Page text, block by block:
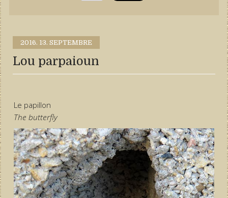
2016. 13. SEPTEMBRE
Lou parpaioun
Le papillon
The butterfly